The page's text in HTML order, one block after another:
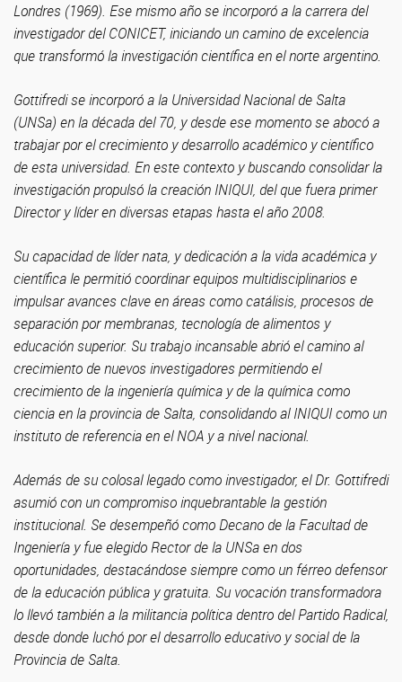
Londres (1969). Ese mismo año se incorporó a la carrera del
investigador del CONICET, iniciando un camino de excelencia
que transformó la investigación científica en el norte argentino.
Gottifredi se incorporó a la Universidad Nacional de Salta
(UNSa) en la década del 70, y desde ese momento se abocó a
trabajar por el crecimiento y desarrollo académico y científico
de esta universidad. En este contexto y buscando consolidar la
investigación propulsó la creación INIQUI, del que fuera primer
Director y líder en diversas etapas hasta el año 2008.
Su capacidad de líder nata, y dedicación a la vida académica y
científica le permitió coordinar equipos multidisciplinarios e
impulsar avances clave en áreas como catálisis, procesos de
separación por membranas, tecnología de alimentos y
educación superior. Su trabajo incansable abrió el camino al
crecimiento de nuevos investigadores permitiendo el
crecimiento de la ingeniería química y de la química como
ciencia en la provincia de Salta, consolidando al INIQUI como un
instituto de referencia en el NOA y a nivel nacional.
Además de su colosal legado como investigador, el Dr. Gottifredi
asumió con un compromiso inquebrantable la gestión
institucional. Se desempeñó como Decano de la Facultad de
Ingeniería y fue elegido Rector de la UNSa en dos
oportunidades, destacándose siempre como un férreo defensor
de la educación pública y gratuita. Su vocación transformadora
lo llevó también a la militancia política dentro del Partido Radical,
desde donde luchó por el desarrollo educativo y social de la
Provincia de Salta.